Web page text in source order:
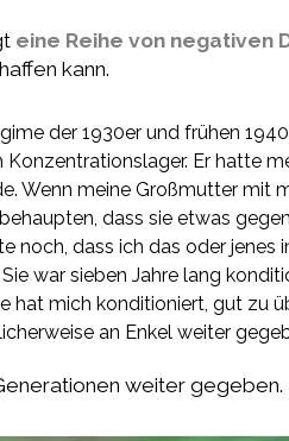
eine Reihe von negativen
kann.
der 1930er und frühen
Er hatte
Wenn meine Großmutter mit
dass sie etwas
noch, dass ich das oder jenes
war sieben Jahre lang
hat mich konditioniert, gut zu
an Enkel weiter
weiter gegeben.